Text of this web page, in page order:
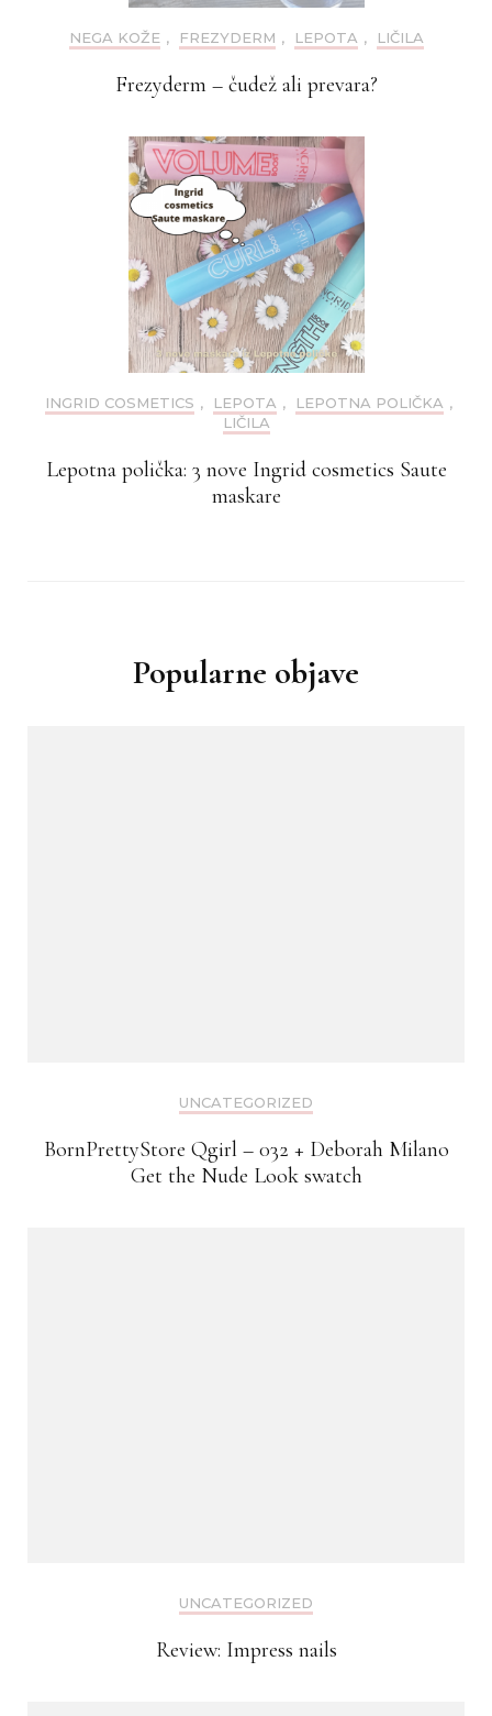
NEGA KOŽE , FREZYDERM , LEPOTA , LIČILA
Frezyderm – čudež ali prevara?
INGRID COSMETICS , LEPOTA , LEPOTNA POLIČKA ,
LIČILA
Lepotna polička: 3 nove Ingrid cosmetics Saute
maskare
Popularne objave
UNCATEGORIZED
BornPrettyStore Qgirl – 032 + Deborah Milano
Get the Nude Look swatch
UNCATEGORIZED
Review: Impress nails